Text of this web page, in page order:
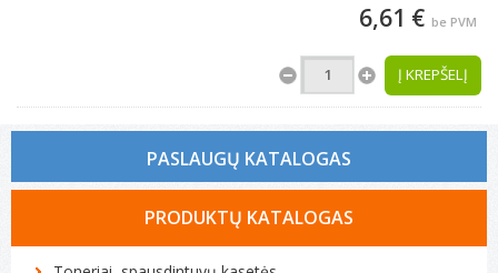
6,61 € be PVM
Į KREPŠELĮ
PASLAUGŲ KATALOGAS
Tonerio kasečių pildymas
Spausdintuvų remontas
PRODUKTŲ KATALOGAS